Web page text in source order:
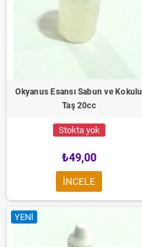
Okyanus Esansı Sabun ve Kokulu
Taş 20cc
Stokta yok
₺49,00
INCELE
YENI